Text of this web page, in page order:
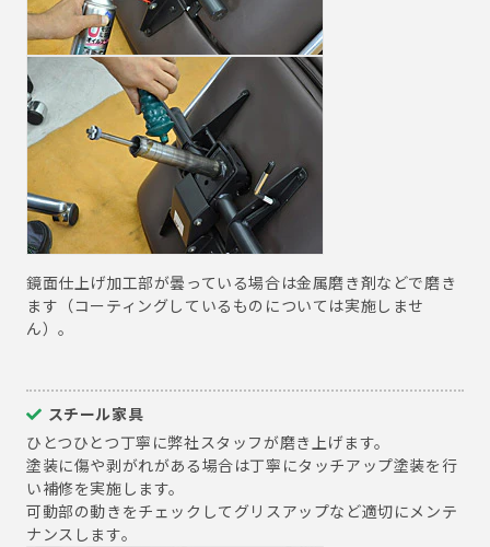
鏡面仕上げ加工部が曇っている場合は金属磨き剤などで磨き
ます（コーティングしているものについては実施しませ
ん）。
スチール家具
ひとつひとつ丁寧に弊社スタッフが磨き上げます。
塗装に傷や剥がれがある場合は丁寧にタッチアップ塗装を行
い補修を実施します。
可動部の動きをチェックしてグリスアップなど適切にメンテ
ナンスします。